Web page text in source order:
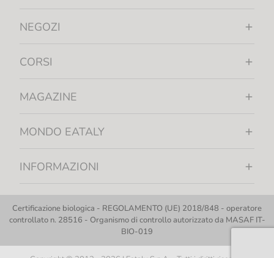
NEGOZI
CORSI
MAGAZINE
MONDO EATALY
INFORMAZIONI
Certificazione biologica - REGOLAMENTO (UE) 2018/848 - operatore
controllato n. 28516 - Organismo di controllo autorizzato da MASAF IT-
BIO-019